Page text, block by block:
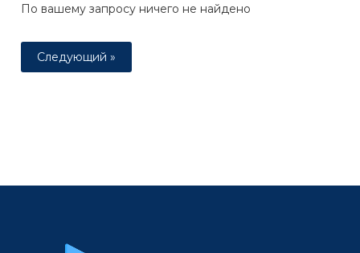
По вашему запросу ничего не найдено
Следующий »